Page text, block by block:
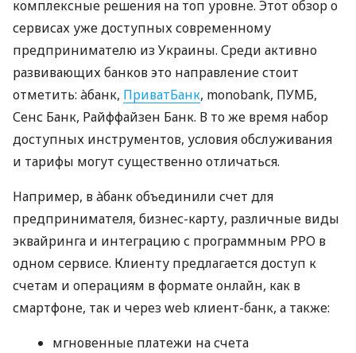
комплексные решения на топ уровне. Этот обзор о
сервисах уже доступных современному
предпринимателю из Украины. Среди активно
развивающих банков это направление стоит
отметить: àбанк, ПриватБанк, monobank, ПУМБ,
Сенс Банк, Райффайзен Банк. В то же время набор
доступных инструментов, условия обслуживания
и тарифы могут существенно отличаться.
Например, в àбанк объединили счет для
предпринимателя, бизнес-карту, различные виды
эквайринга и интеграцию с программным РРО в
одном сервисе. Клиенту предлагается доступ к
счетам и операциям в формате онлайн, как в
смартфоне, так и через web клиент-банк, а также:
мгновенные платежи на счета